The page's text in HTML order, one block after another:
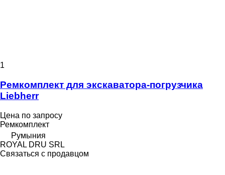
1
Ремкомплект для экскаватора-погрузчика
Liebherr
Цена по запросу
Ремкомплект
Румыния
ROYAL DRU SRL
Связаться с продавцом